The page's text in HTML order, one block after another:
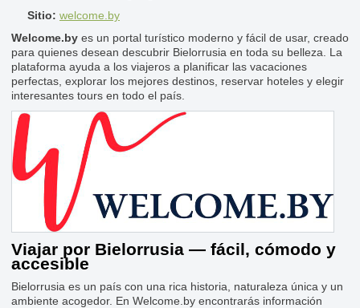
Sitio: welcome.by
Welcome.by es un portal turístico moderno y fácil de usar, creado
para quienes desean descubrir Bielorrusia en toda su belleza. La
plataforma ayuda a los viajeros a planificar las vacaciones
perfectas, explorar los mejores destinos, reservar hoteles y elegir
interesantes tours en todo el país.
Viajar por Bielorrusia — fácil, cómodo y
accesible
Bielorrusia es un país con una rica historia, naturaleza única y un
ambiente acogedor. En Welcome.by encontrarás información